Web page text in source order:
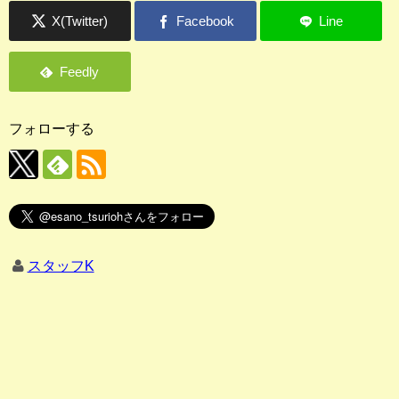
フォローする
スタッフK